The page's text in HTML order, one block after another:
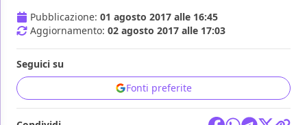
Pubblicazione: 01 agosto 2017 alle 16:45
Aggiornamento: 02 agosto 2017 alle 17:03
Seguici su
Fonti preferite